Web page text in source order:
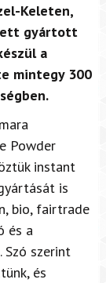
Keleten,
gyártott
a
mintegy 300
Powder
instant
is
bio, fairtrade
és a
szerint
és